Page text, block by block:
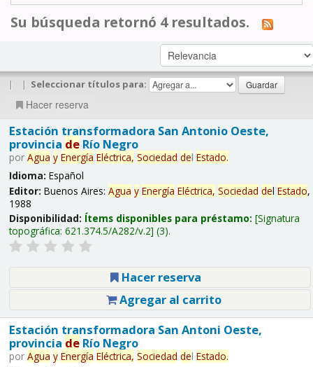
Su búsqueda retornó 4 resultados.
| | Seleccionar títulos para:
Hacer reserva
Estación transformadora San Antonio Oeste,
provincia deRío Negro
por Agua y Energía Eléctrica, Sociedad del Estado.
Idioma: Español
Editor: Buenos Aires: Agua y Energía Eléctrica, Sociedad del Estado,
1988
Disponibilidad: Ítems disponibles para préstamo: Signatura
topográfica: 621.374.5/A282/v.2 (3).
Hacer reserva
Agregar al carrito
Estación transformadora San Antoni Oeste,
provincia deRío Negro
por Agua y Energía Eléctrica, Sociedad del Estado.